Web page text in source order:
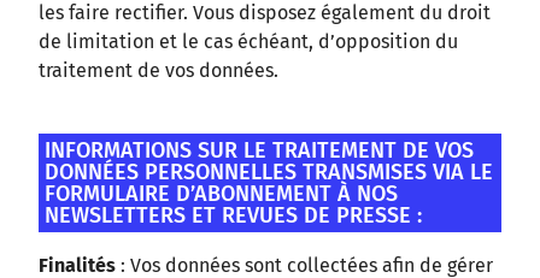
les faire rectifier. Vous disposez également du droit
de limitation et le cas échéant, d’opposition du
traitement de vos données.
INFORMATIONS SUR LE TRAITEMENT DE VOS
DONNÉES PERSONNELLES TRANSMISES VIA LE
FORMULAIRE D’ABONNEMENT À NOS
NEWSLETTERS ET REVUES DE PRESSE :
Finalités : Vos données sont collectées afin de gérer